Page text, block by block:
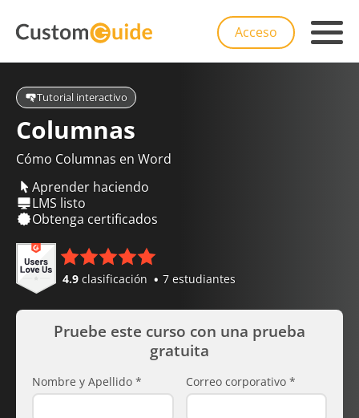
Acceso
Tutorial interactivo
Columnas
Cómo Columnas en Word
Aprender haciendo
LMS listo
Obtenga certificados
4.9 clasificación 7 estudiantes
Pruebe este curso con una prueba
gratuita
Nombre y Apellido * Correo corporativo *